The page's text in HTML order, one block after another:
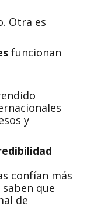
Otra es
funcionan
y
confían más
que
de